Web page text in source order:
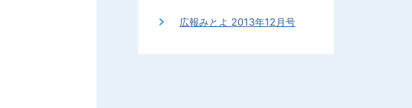
広報みとよ 2013年12月号